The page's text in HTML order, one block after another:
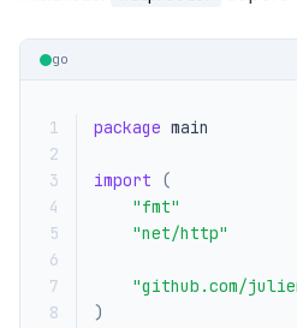
go
1 package main
2
3
import
(
4
"fmt"
5
"net/http"
6
7
"github.com/
8
)